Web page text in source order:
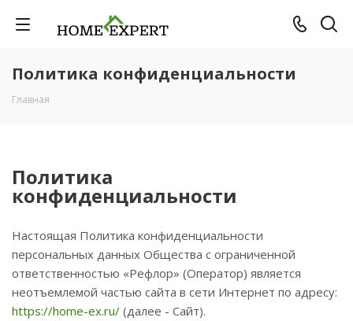
Политика конфиденциальности
Главная
Политика
конфиденциальности
Настоящая Политика конфиденциальности
персональных данных Общества с ограниченной
ответственностью «Рефлор» (Оператор) является
неотъемлемой частью сайта в сети Интернет по адресу:
https://home-ex.ru/ (далее - Сайт).